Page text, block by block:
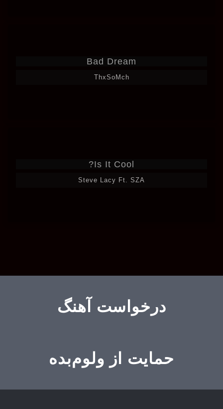
Bad Dream
ThxSoMch
Is It Cool?
Steve Lacy Ft. SZA
درخواست آهنگ
حمایت از ولوم‌بده